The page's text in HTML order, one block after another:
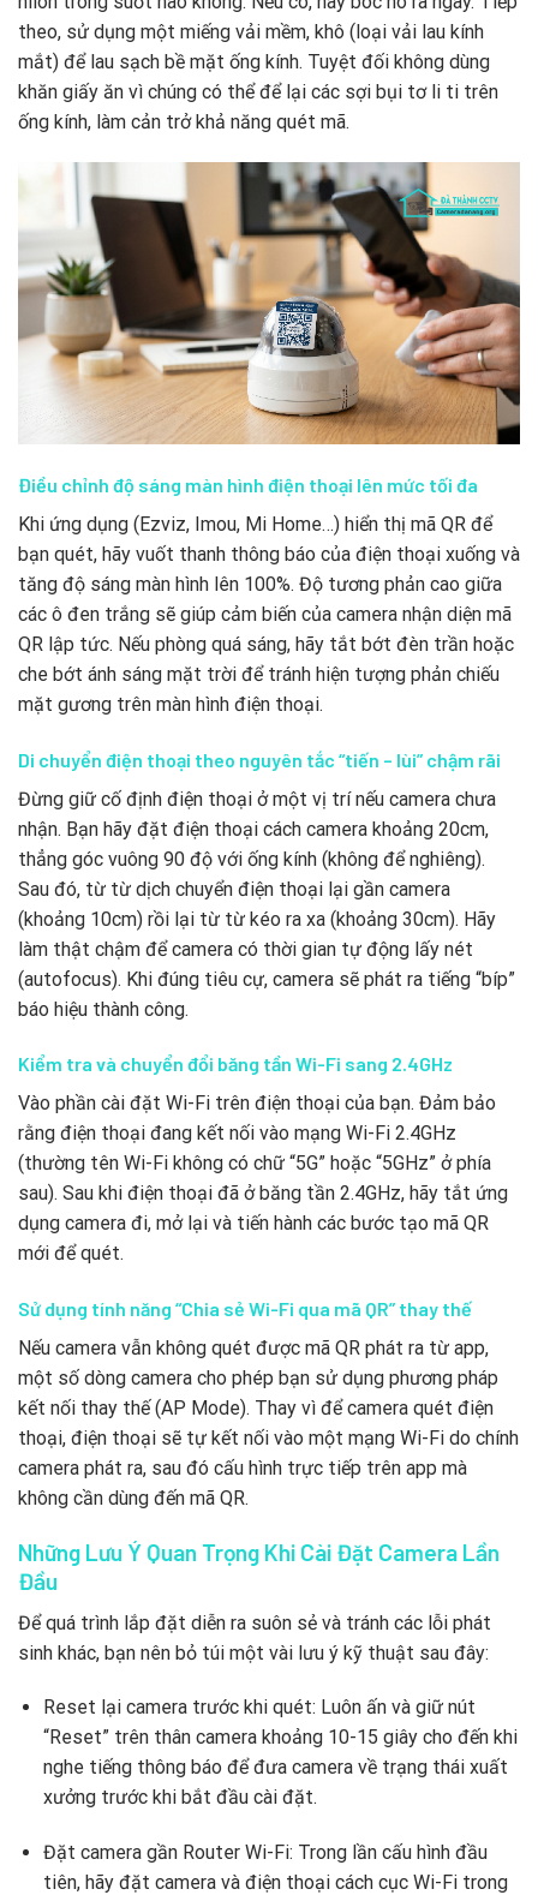
theo, sử dụng một miếng vải mềm, khô (loại vải lau kính
mắt) để lau sạch bề mặt ống kính. Tuyệt đối không dùng
khăn giấy ăn vì chúng có thể để lại các sợi bụi tơ li ti trên
ống kính, làm cản trở khả năng quét mã.
Điều chỉnh độ sáng màn hình điện thoại lên mức tối đa
Khi ứng dụng (Ezviz, Imou, Mi Home…) hiển thị mã QR để
bạn quét, hãy vuốt thanh thông báo của điện thoại xuống và
tăng độ sáng màn hình lên 100%. Độ tương phản cao giữa
các ô đen trắng sẽ giúp cảm biến của camera nhận diện mã
QR lập tức. Nếu phòng quá sáng, hãy tắt bớt đèn trần hoặc
che bớt ánh sáng mặt trời để tránh hiện tượng phản chiếu
mặt gương trên màn hình điện thoại.
Di chuyển điện thoại theo nguyên tắc “tiến – lùi” chậm rãi
Đừng giữ cố định điện thoại ở một vị trí nếu camera chưa
nhận. Bạn hãy đặt điện thoại cách camera khoảng 20cm,
thẳng góc vuông 90 độ với ống kính (không để nghiêng).
Sau đó, từ từ dịch chuyển điện thoại lại gần camera
(khoảng 10cm) rồi lại từ từ kéo ra xa (khoảng 30cm). Hãy
làm thật chậm để camera có thời gian tự động lấy nét
(autofocus). Khi đúng tiêu cự, camera sẽ phát ra tiếng “bíp”
báo hiệu thành công.
Kiểm tra và chuyển đổi băng tần Wi-Fi sang 2.4GHz
Vào phần cài đặt Wi-Fi trên điện thoại của bạn. Đảm bảo
rằng điện thoại đang kết nối vào mạng Wi-Fi 2.4GHz
(thường tên Wi-Fi không có chữ “5G” hoặc “5GHz” ở phía
sau). Sau khi điện thoại đã ở băng tần 2.4GHz, hãy tắt ứng
dụng camera đi, mở lại và tiến hành các bước tạo mã QR
mới để quét.
Sử dụng tính năng “Chia sẻ Wi-Fi qua mã QR” thay thế
Nếu camera vẫn không quét được mã QR phát ra từ app,
một số dòng camera cho phép bạn sử dụng phương pháp
kết nối thay thế (AP Mode). Thay vì để camera quét điện
thoại, điện thoại sẽ tự kết nối vào một mạng Wi-Fi do chính
camera phát ra, sau đó cấu hình trực tiếp trên app mà
không cần dùng đến mã QR.
Những Lưu Ý Quan Trọng Khi Cài Đặt Camera Lần
Đầu
Để quá trình lắp đặt diễn ra suôn sẻ và tránh các lỗi phát
sinh khác, bạn nên bỏ túi một vài lưu ý kỹ thuật sau đây:
Reset lại camera trước khi quét: Luôn ấn và giữ nút
“Reset” trên thân camera khoảng 10-15 giây cho đến khi
nghe tiếng thông báo để đưa camera về trạng thái xuất
xưởng trước khi bắt đầu cài đặt.
Đặt camera gần Router Wi-Fi: Trong lần cấu hình đầu
tiên, hãy đặt camera và điện thoại cách cục Wi-Fi trong